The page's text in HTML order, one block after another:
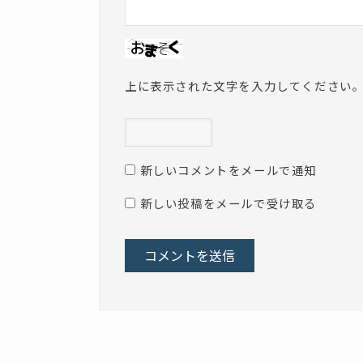
上に表示された文字を入力してください
新しいコメントをメールで通知
新しい投稿をメールで受け取る